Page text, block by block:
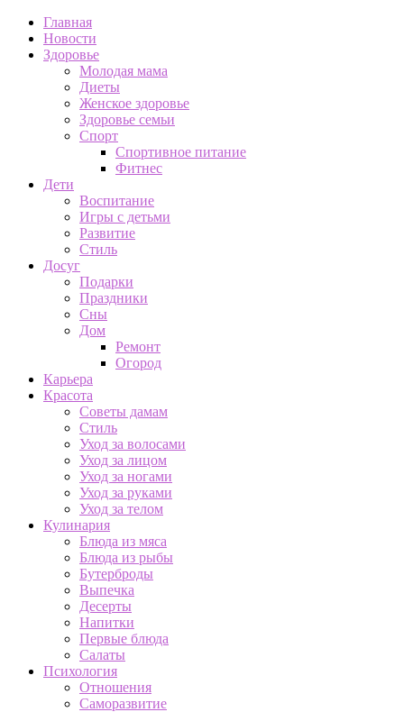
Главная
Новости
Здоровье
Молодая мама
Диеты
Женское здоровье
Здоровье семьи
Спорт
Спортивное питание
Фитнес
Дети
Воспитание
Игры с детьми
Развитие
Стиль
Досуг
Подарки
Праздники
Сны
Дом
Ремонт
Огород
Карьера
Красота
Советы дамам
Стиль
Уход за волосами
Уход за лицом
Уход за ногами
Уход за руками
Уход за телом
Кулинария
Блюда из мяса
Блюда из рыбы
Бутерброды
Выпечка
Десерты
Напитки
Первые блюда
Салаты
Психология
Отношения
Саморазвитие